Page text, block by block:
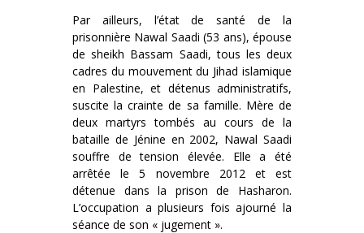
Par ailleurs, l’état de santé de la
prisonnière Nawal Saadi (53 ans), épouse
de sheikh Bassam Saadi, tous les deux
cadres du mouvement du Jihad islamique
en Palestine, et détenus administratifs,
suscite la crainte de sa famille. Mère de
deux martyrs tombés au cours de la
bataille de Jénine en 2002, Nawal Saadi
souffre de tension élevée. Elle a été
arrêtée le 5 novembre 2012 et est
détenue dans la prison de Hasharon.
L’occupation a plusieurs fois ajourné la
séance de son « jugement ».